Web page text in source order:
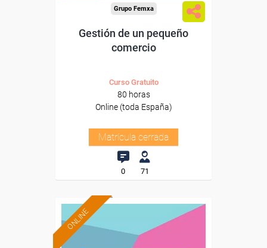
Grupo Femxa
Gestión de un pequeño
comercio
Curso Gratuito
80 horas
Online (toda España)
Matrícula cerrada
0 71
ONLINE